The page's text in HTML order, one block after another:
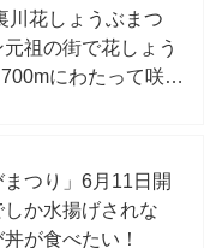
川花しょうぶまつ
祖の街で花しょう
にわたって咲き
つり」6月11日開
か水揚げされな
が食べたい！